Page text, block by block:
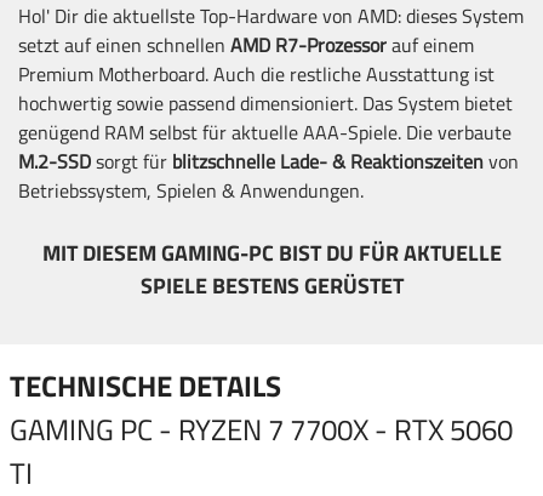
Hol' Dir die aktuellste Top-Hardware von AMD: dieses System
setzt auf einen schnellen AMD R7-Prozessorauf einem
Premium Motherboard. Auch die restliche Ausstattung ist
hochwertig sowie passend dimensioniert. Das System bietet
genügend RAM selbst für aktuelle AAA-Spiele. Die verbaute
M.2-SSDsorgt für blitzschnelle Lade- & Reaktionszeitenvon
Betriebssystem, Spielen & Anwendungen.
MIT DIESEM GAMING-PC BIST DU FÜR AKTUELLE
SPIELE BESTENS GERÜSTET
TECHNISCHE DETAILS
GAMING PC - RYZEN 7 7700X - RTX 5060
TI